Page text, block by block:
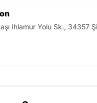
Ihlamur Yolu Sk., 34357